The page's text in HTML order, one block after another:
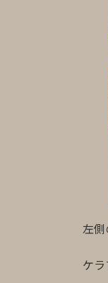
左
ケ